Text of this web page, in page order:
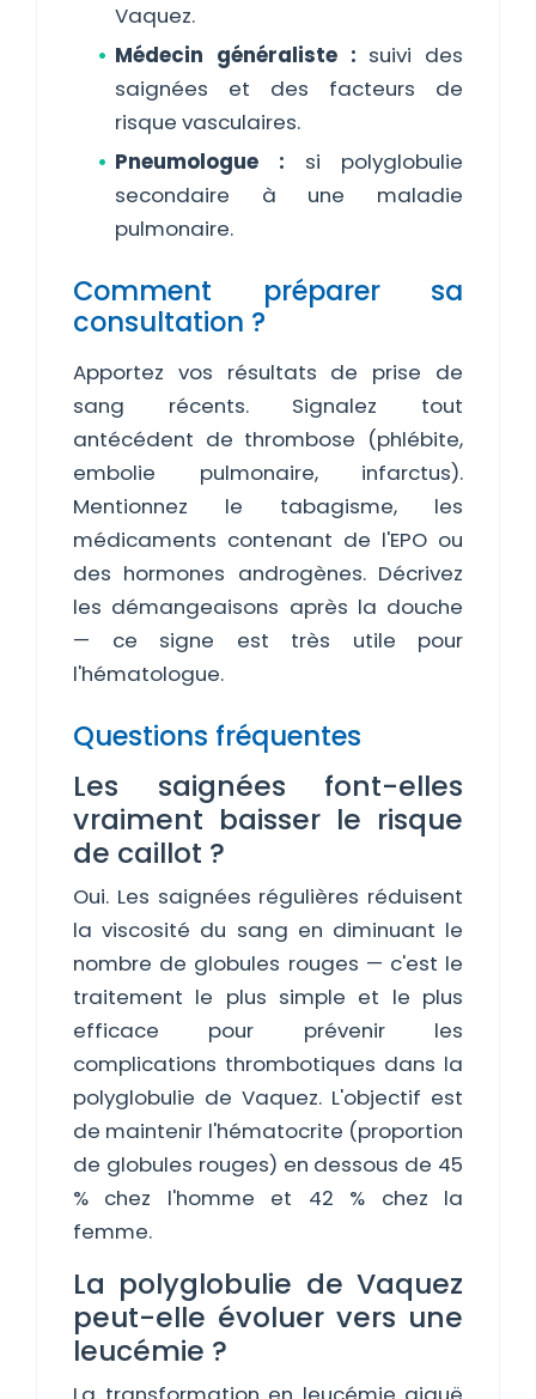
Vaquez.
Médecin généraliste : suivi des
saignées et des facteurs de
risque vasculaires.
Pneumologue : si polyglobulie
secondaire à une maladie
pulmonaire.
Comment préparer sa
consultation ?
Apportez vos résultats de prise de
sang récents. Signalez tout
antécédent de thrombose (phlébite,
embolie pulmonaire, infarctus).
Mentionnez le tabagisme, les
médicaments contenant de l'EPO ou
des hormones androgènes. Décrivez
les démangeaisons après la douche
— ce signe est très utile pour
l'hématologue.
Questions fréquentes
Les saignées font-elles
vraiment baisser le risque
de caillot ?
Oui. Les saignées régulières réduisent
la viscosité du sang en diminuant le
nombre de globules rouges — c'est le
traitement le plus simple et le plus
efficace pour prévenir les
complications thrombotiques dans la
polyglobulie de Vaquez. L'objectif est
de maintenir l'hématocrite (proportion
de globules rouges) en dessous de 45
% chez l'homme et 42 % chez la
femme.
La polyglobulie de Vaquez
peut-elle évoluer vers une
leucémie ?